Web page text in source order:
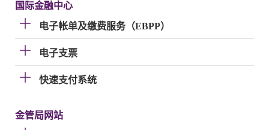
国际金融中心
电子帐单及缴费服务（EBPP）
电子支票
快速支付系统
金管局网站